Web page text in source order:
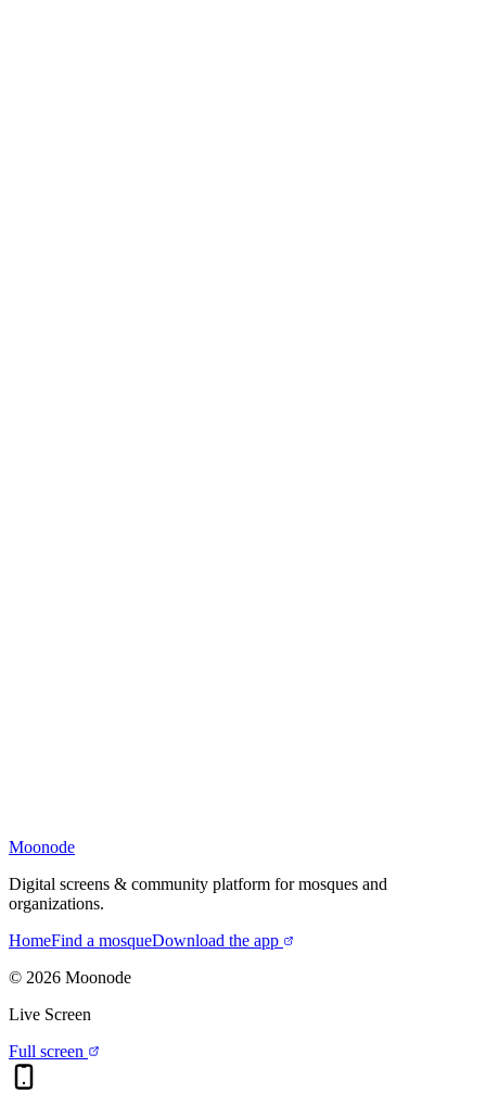
Moonode
Digital screens & community platform for mosques and
organizations.
HomeFind a mosqueDownload the app
© 2026 Moonode
Live Screen
Full screen